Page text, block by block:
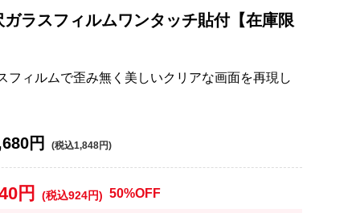
ラスフィルムワンタッチ貼付【在庫限
フィルムで歪み無く美しいクリアな画面を再現し
円 (税込1,848円)
円 (税込924円) 50%OFF